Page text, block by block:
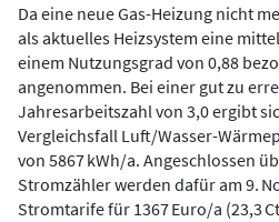
Da eine neue Gas-Heizung nicht
als aktuelles Heizsystem eine
einem Nutzungsgrad von 0,88
angenommen. Bei einer gut zu
Jahresarbeitszahl von 3,0 ergibt
Vergleichsfall Luft/Wasser-
von 5867 kWh/a. Angeschlossen
Stromzähler werden dafür am 9.
Stromtarife für 1367 Euro/a (23,3